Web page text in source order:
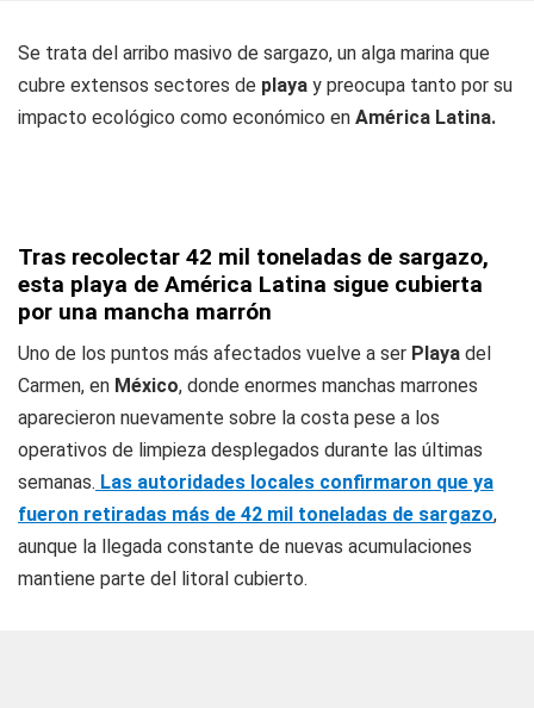
Se trata del arribo masivo de sargazo, un alga marina que
cubre extensos sectores de playa y preocupa tanto por su
impacto ecológico como económico en América Latina.
Tras recolectar 42 mil toneladas de sargazo,
esta playa de América Latina sigue cubierta
por una mancha marrón
Uno de los puntos más afectados vuelve a ser Playa del
Carmen, en México, donde enormes manchas marrones
aparecieron nuevamente sobre la costa pese a los
operativos de limpieza desplegados durante las últimas
semanas. Las autoridades locales confirmaron que ya
fueron retiradas más de 42 mil toneladas de sargazo,
aunque la llegada constante de nuevas acumulaciones
mantiene parte del litoral cubierto.